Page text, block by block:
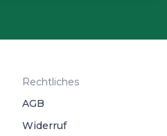
Rechtliches
AGB
Widerruf